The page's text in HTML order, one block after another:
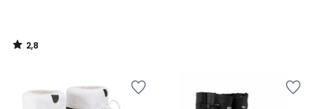
2,8
/